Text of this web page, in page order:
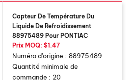
Capteur De Température Du
Liquide De Refroidissement
88975489 Pour PONTIAC
Prix ​​MOQ: $1.47
Numéro d'origine : 88975489
Quantité minimale de
commande : 20